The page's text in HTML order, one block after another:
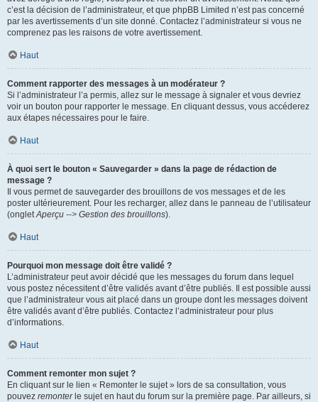
c’est la décision de l’administrateur, et que phpBB Limited n’est pas concerné
par les avertissements d’un site donné. Contactez l’administrateur si vous ne
comprenez pas les raisons de votre avertissement.
Haut
Comment rapporter des messages à un modérateur ?
Si l’administrateur l’a permis, allez sur le message à signaler et vous devriez
voir un bouton pour rapporter le message. En cliquant dessus, vous accéderez
aux étapes nécessaires pour le faire.
Haut
À quoi sert le bouton « Sauvegarder » dans la page de rédaction de
message ?
Il vous permet de sauvegarder des brouillons de vos messages et de les
poster ultérieurement. Pour les recharger, allez dans le panneau de l’utilisateur
(ongletAperçu --> Gestion des brouillons).
Haut
Pourquoi mon message doit être validé ?
L’administrateur peut avoir décidé que les messages du forum dans lequel
vous postez nécessitent d’être validés avant d’être publiés. Il est possible aussi
que l’administrateur vous ait placé dans un groupe dont les messages doivent
être validés avant d’être publiés. Contactez l’administrateur pour plus
d’informations.
Haut
Comment remonter mon sujet ?
En cliquant sur le lien « Remonter le sujet » lors de sa consultation, vous
pouvez remonterle sujet en haut du forum sur la première page. Par ailleurs, si